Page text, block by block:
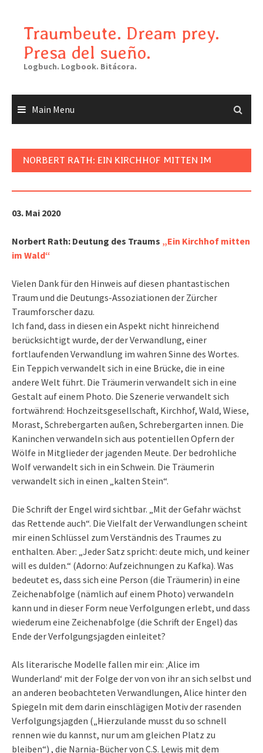
contentTraumbeute. Dream prey.
Presa del sueño.
Logbuch. Logbook. Bitácora.
Main Menu
NORBERT RATH: EIN KIRCHHOF MITTEN IM
03. Mai 2020
Norbert Rath: Deutung des Traums „Ein Kirchhof mitten
im Wald“
Vielen Dank für den Hinweis auf diesen phantastischen
Traum und die Deutungs-Assoziationen der Zürcher
Traumforscher dazu.
Ich fand, dass in diesen ein Aspekt nicht hinreichend
berücksichtigt wurde, der der Verwandlung, einer
fortlaufenden Verwandlung im wahren Sinne des Wortes.
Ein Teppich verwandelt sich in eine Brücke, die in eine
andere Welt führt. Die Träumerin verwandelt sich in eine
Gestalt auf einem Photo. Die Szenerie verwandelt sich
fortwährend: Hochzeitsgesellschaft, Kirchhof, Wald, Wiese,
Morast, Schrebergarten außen, Schrebergarten innen. Die
Kaninchen verwandeln sich aus potentiellen Opfern der
Wölfe in Mitglieder der jagenden Meute. Der bedrohliche
Wolf verwandelt sich in ein Schwein. Die Träumerin
verwandelt sich in einen „kalten Stein“.
Die Schrift der Engel wird sichtbar. „Mit der Gefahr wächst
das Rettende auch“. Die Vielfalt der Verwandlungen scheint
mir einen Schlüssel zum Verständnis des Traumes zu
enthalten. Aber: „Jeder Satz spricht: deute mich, und keiner
will es dulden.“ (Adorno: Aufzeichnungen zu Kafka). Was
bedeutet es, dass sich eine Person (die Träumerin) in eine
Zeichenabfolge (nämlich auf einem Photo) verwandeln
kann und in dieser Form neue Verfolgungen erlebt, und dass
wiederum eine Zeichenabfolge (die Schrift der Engel) das
Ende der Verfolgungsjagden einleitet?
Als literarische Modelle fallen mir ein: ‚Alice im
Wunderland‘ mit der Folge der von von ihr an sich selbst und
an anderen beobachteten Verwandlungen, Alice hinter den
Spiegeln mit dem darin einschlägigen Motiv der rasenden
Verfolgungsjagden („Hierzulande musst du so schnell
rennen wie du kannst, nur um am gleichen Platz zu
bleiben“) , die Narnia-Bücher von C.S. Lewis mit dem